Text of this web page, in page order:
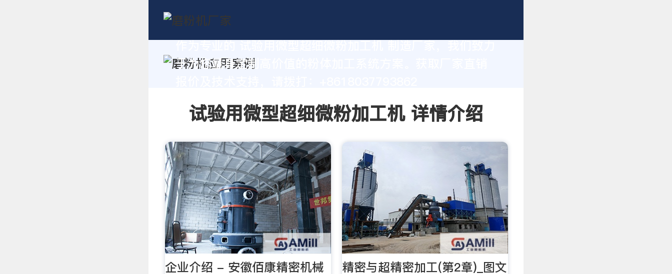
于为您量身定制高价值的粉体加工系统方案。获取厂家直销
试验用微型超细微粉加工机 详情介绍
企业介绍 - 安徽佰康精密机械
精密与超精密加工(第2章)_图文